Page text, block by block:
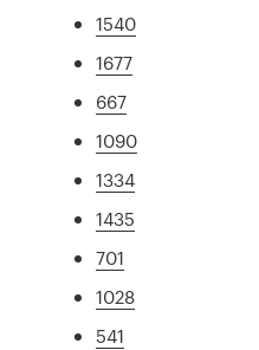
1540
1677
667
1090
1334
1435
701
1028
541